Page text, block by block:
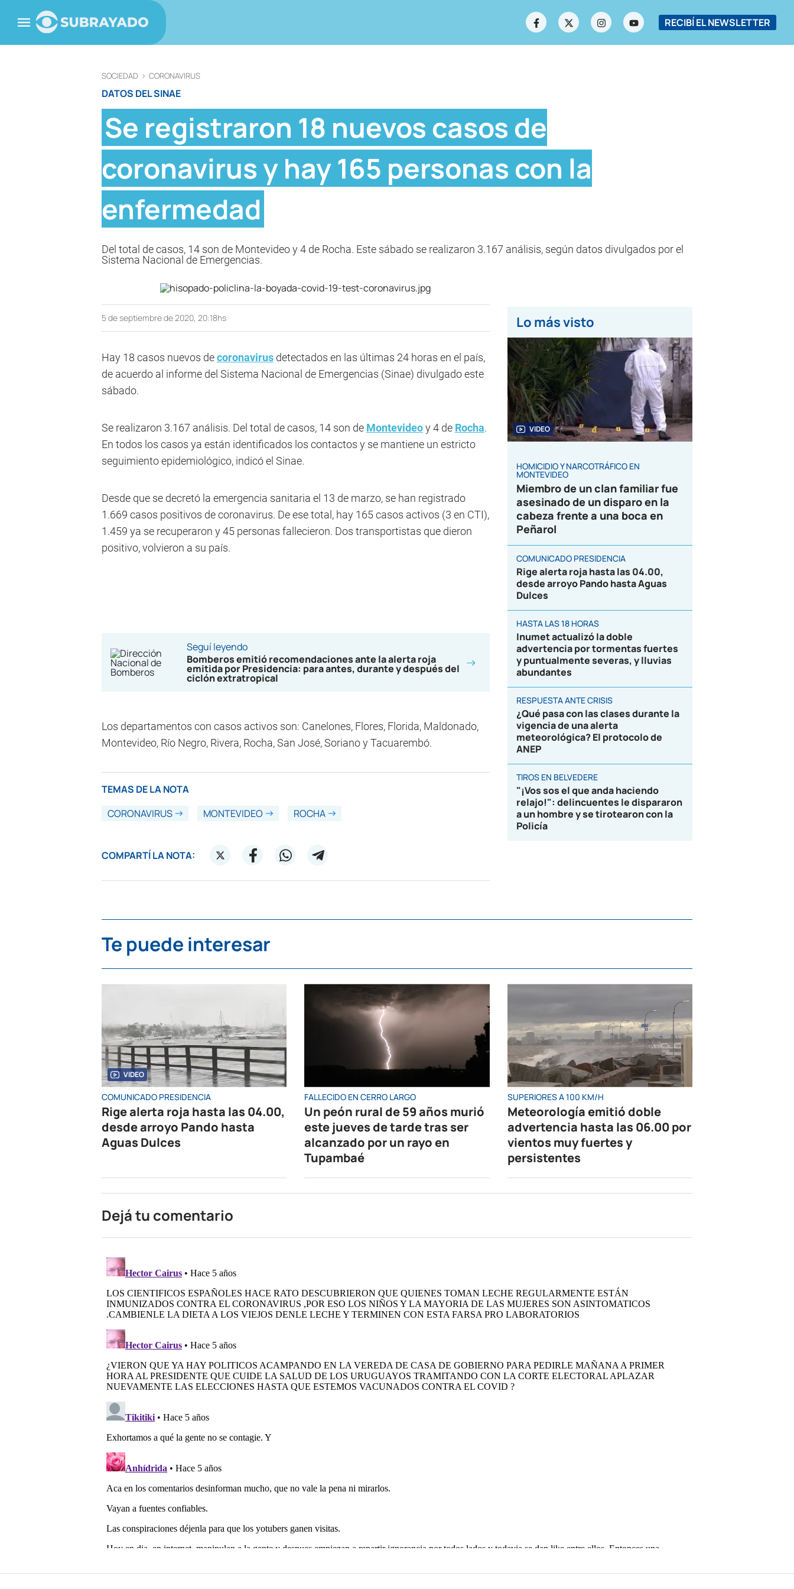
RECIBÍ EL NEWSLETTER
SOCIEDAD > CORONAVIRUS
DATOS DEL SINAE
Se registraron 18 nuevos casos de
coronavirus y hay 165 personas con la
enfermedad
Del total de casos, 14 son de Montevideo y 4 de Rocha. Este sábado se realizaron 3.167 análisis, según datos divulgados por el
Sistema Nacional de Emergencias.
5 de septiembre de 2020, 20:18hs
Hay 18 casos nuevos decoronavirus detectados en las últimas 24 horas en el país,
de acuerdo al informe del Sistema Nacional de Emergencias (Sinae) divulgado este
sábado.
Se realizaron 3.167 análisis. Del total de casos, 14 son de Montevideoy 4 de Rocha.
En todos los casos ya están identificados los contactos y se mantiene un estricto
seguimiento epidemiológico, indicó el Sinae.
Desde que se decretó la emergencia sanitaria el 13 de marzo, se han registrado
1.669 casos positivos de coronavirus. De ese total, hay 165 casos activos (3 en CTI),
1.459 ya se recuperaron y 45 personas fallecieron. Dos transportistas que dieron
positivo, volvieron a su país.
Seguí leyendo
Bomberos emitió recomendaciones ante la alerta roja
emitida por Presidencia: para antes, durante y después del
ciclón extratropical
Los departamentos con casos activos son: Canelones, Flores, Florida, Maldonado,
Montevideo, Río Negro, Rivera, Rocha, San José, Soriano y Tacuarembó.
TEMAS DE LA NOTA
CORONAVIRUS
MONTEVIDEO ROCHA
COMPARTÍ LA NOTA:
Lo más visto
VIDEO
HOMICIDIO Y NARCOTRÁFICO EN
MONTEVIDEO
Miembro de un clan familiar fue
asesinado de un disparo en la
cabeza frente a una boca en
Peñarol
COMUNICADO PRESIDENCIA
Rige alerta roja hasta las 04.00,
desde arroyo Pando hasta Aguas
Dulces
HASTA LAS 18 HORAS
Inumet actualizó la doble
advertencia por tormentas fuertes
y puntualmente severas, y lluvias
abundantes
RESPUESTA ANTE CRISIS
¿Qué pasa con las clases durante la
vigencia de una alerta
meteorológica? El protocolo de
ANEP
TIROS EN BELVEDERE
"¡Vos sos el que anda haciendo
relajo!": delincuentes le dispararon
a un hombre y se tirotearon con la
Policía
Te puede interesar
VIDEO
COMUNICADO PRESIDENCIA
Rige alerta roja hasta las 04.00,
desde arroyo Pando hasta
Aguas Dulces
FALLECIDO EN CERRO LARGO
Un peón rural de 59 años murió
este jueves de tarde tras ser
alcanzado por un rayo en
Tupambaé
SUPERIORES A 100 KM/H
Meteorología emitió doble
advertencia hasta las 06.00 por
vientos muy fuertes y
persistentes
Dejá tu comentario